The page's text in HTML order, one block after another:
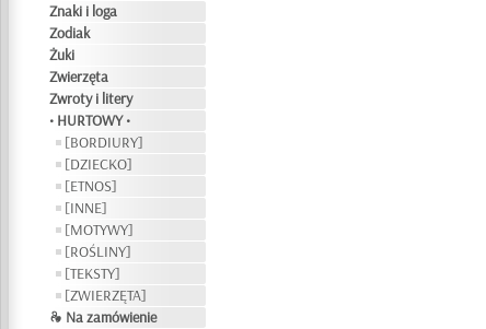
Znaki i loga
Zodiak
Żuki
Zwierzęta
Zwroty i litery
• HURTOWY •
[BORDIURY]
[DZIECKO]
[ETNOS]
[INNE]
[MOTYWY]
[ROŚLINY]
[TEKSTY]
[ZWIERZĘTA]
❧ Na zamówienie